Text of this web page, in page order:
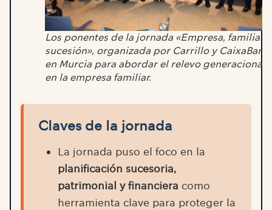
Los ponentes de la jornada «Empresa, familia y
sucesión», organizada por Carrillo y CaixaBank
en Murcia para abordar el relevo generacional
en la empresa familiar.
Claves de la jornada
La jornada puso el foco en la
planificación sucesoria,
patrimonial y financiera como
herramienta clave para proteger la